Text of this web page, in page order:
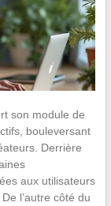
son module de
bouleversant
Derrière
aux utilisateurs
l’autre côté du